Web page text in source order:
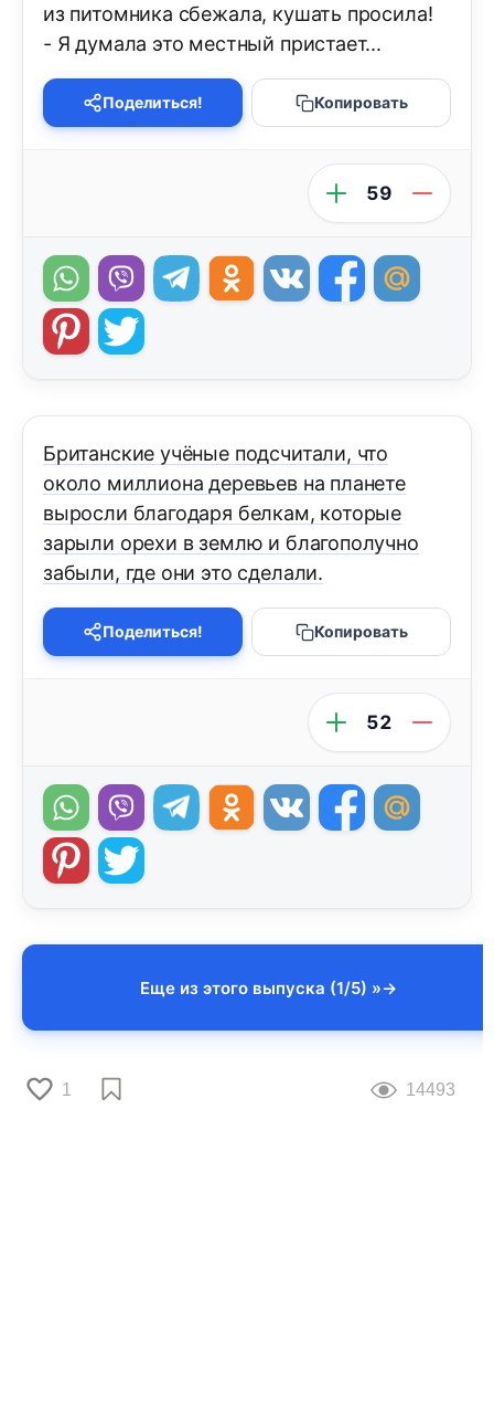
из питомника сбежала, кушать просила!
- Я думала это местный пристает...
Поделиться! Копировать
59
Британские учёные подсчитали, что
около миллиона деревьев на планете
выросли благодаря белкам, которые
зарыли орехи в землю и благополучно
забыли, где они это сделали.
Поделиться! Копировать
52
Еще из этого выпуска (1/5) »
1 14493